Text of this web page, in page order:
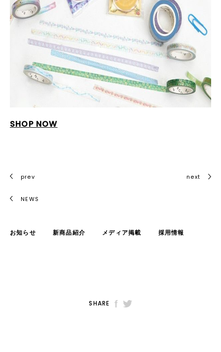
SHOP NOW
prev next
NEWS
お知らせ 新商品紹介 メディア掲載 採用情報
SHARE